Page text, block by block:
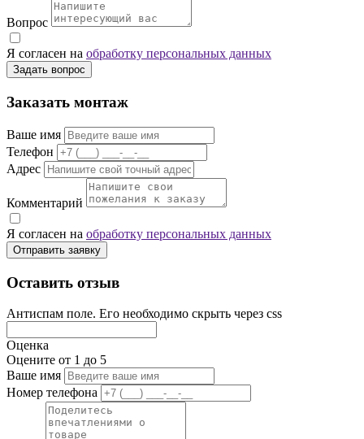
Вопрос
Я согласен на обработку персональных данных
Задать вопрос
Заказать монтаж
Ваше имя
Телефон
Адрес
Комментарий
Я согласен на обработку персональных данных
Отправить заявку
Оставить отзыв
Антиспам поле. Его необходимо скрыть через css
Оценка
Оцените от 1 до 5
Ваше имя
Номер телефона